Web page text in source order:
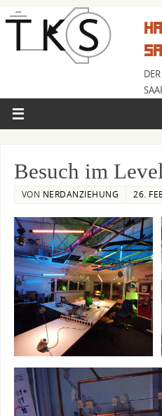
Besuch im
VON NERDANZIEHUNG 26.